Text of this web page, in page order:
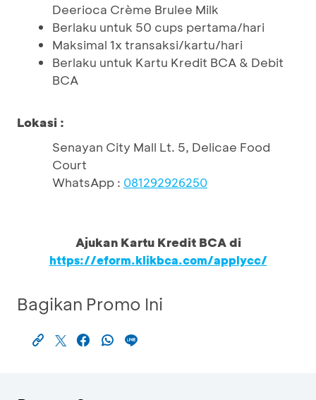
Deerioca Crème Brulee Milk
Berlaku untuk 50 cups pertama/hari
Maksimal 1x transaksi/kartu/hari
Berlaku untuk Kartu Kredit BCA & Debit
BCA
Lokasi :
Senayan City Mall Lt. 5, Delicae Food
Court
WhatsApp : 081292926250
Ajukan Kartu Kredit BCA di
https://eform.klikbca.com/applycc/
Bagikan Promo Ini